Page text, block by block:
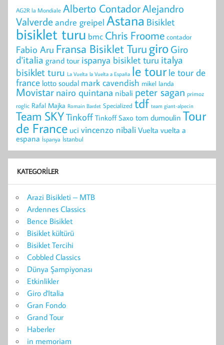
AG2R la Mondiale Alberto ContadorAlejandro
Valverdeandre greipel Astana Bisiklet
bisiklet turu bmc Chris Froome contador
Fabio Aru Fransa Bisiklet Turu giroGiro
d'italia grand tour ispanya bisiklet turu italya
bisiklet turu La Vuelta la Vuelta a España le tour le tour de
france lotto soudal mark cavendish mikel landa
Movistar nairo quintana nibali peter sagan primoz
roglic Rafal Majka Romain Bardet Specialized tdf team giant-alpecin
Team SKYTinkoff Tinkoff Saxo tom dumoulin Tour
de France uci vincenzo nibali Vuelta vuelta a
espana İspanya İstanbul
KATEGORILER
Arazi Bisikleti – MTB
Ardennes Classics
Bence Bisiklet
Bisiklet kültürü
Bisiklet Tercihi
Cobbled Classics
Dünya Şampiyonası
Etkinlikler
Giro d'Italia
Gran Fondo
Grand Tour
Haberler
in memoriam